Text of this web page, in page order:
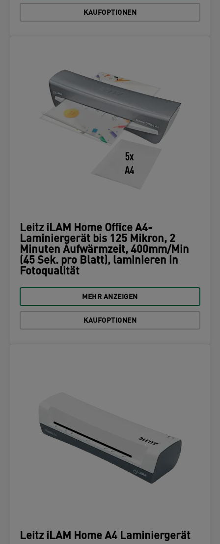
KAUFOPTIONEN
Leitz iLAM Home Office A4-
Laminiergerät bis 125 Mikron, 2
Minuten Aufwärmzeit, 400mm/Min
(45 Sek. pro Blatt), laminieren in
Fotoqualität
MEHR ANZEIGEN
KAUFOPTIONEN
Leitz iLAM Home A4 Laminiergerät